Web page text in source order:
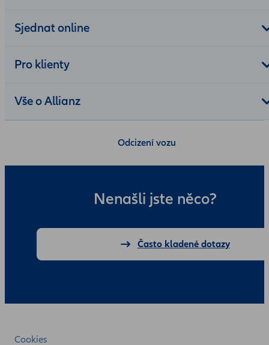
Sjednat online
Pro klienty
Vše o Allianz
Nenašli jste něco?
Často kladené dotazy
Cookies
Odcizení vozu